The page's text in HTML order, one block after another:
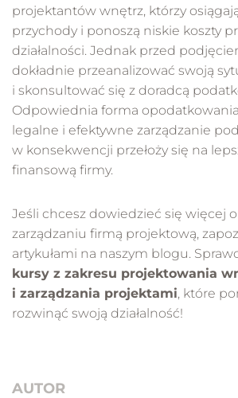
projektantów wnętrz, którzy
przychody i ponoszą niskie koszty
działalności. Jednak przed
dokładnie przeanalizować swoją
i skonsultować się z doradcą
Odpowiednia forma
legalne i efektywne zarządzanie
w konsekwencji przełoży się na
finansową firmy.
Jeśli chcesz dowiedzieć się więcej
zarządzaniu firmą projektową,
artykułami na naszym blogu.
kursy z zakresu projektowania
i zarządzania projektami, które
rozwinąć swoją działalność!
AUTOR